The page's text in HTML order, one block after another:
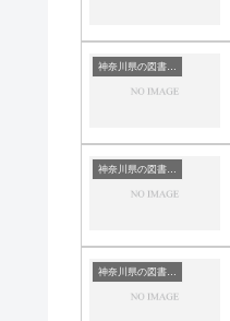
神奈川県の図書館｜勉強できる場所
神奈川県の図書館｜勉強できる場所
神奈川県の図書館｜勉強できる場所